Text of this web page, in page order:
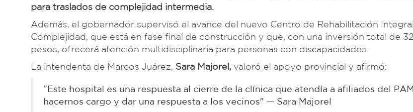
para traslados de complejidad intermedia.
Además, el gobernador supervisó el avance del nuevo Centro de Rehabilitación
Complejidad, que está en fase final de construcción y que, con una inversión total de
pesos, ofrecerá atención multidisciplinaria para personas con discapacidades.
La intendenta de Marcos Juárez, Sara Majorel, valoró el apoyo provincial y afirmó:
"Este hospital es una respuesta al cierre de la clínica que atendía a afiliados del
hacernos cargo y dar una respuesta a los vecinos" — Sara Majorel